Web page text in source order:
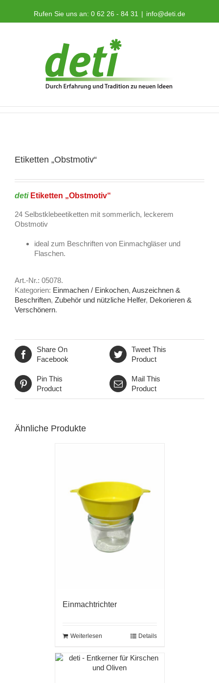
Rufen Sie uns an: 0 62 26 - 84 31 | info@deti.de
Etiketten „Obstmotiv“
deti Etiketten „Obstmotiv“
24 Selbstklebeetiketten mit sommerlich, leckerem
Obstmotiv
ideal zum Beschriften von Einmachgläser und
Flaschen.
Art.-Nr.: 05078.
Kategorien: Einmachen / Einkochen, Auszeichnen &
Beschriften, Zubehör und nützliche Helfer, Dekorieren &
Verschönern.
Share On
Facebook
Tweet This
Product
Pin This
Product
Mail This
Product
Ähnliche Produkte
Einmachtrichter
Weiterlesen Details